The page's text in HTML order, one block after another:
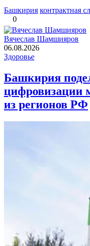
Башкирия контрактная
0
Вячеслав Шамшияров
06.08.2026
Здоровье
Башкирия
цифровизации
из регионов РФ